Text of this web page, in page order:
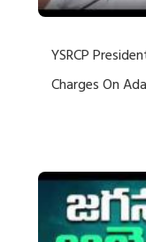
YSRCP
Charges On